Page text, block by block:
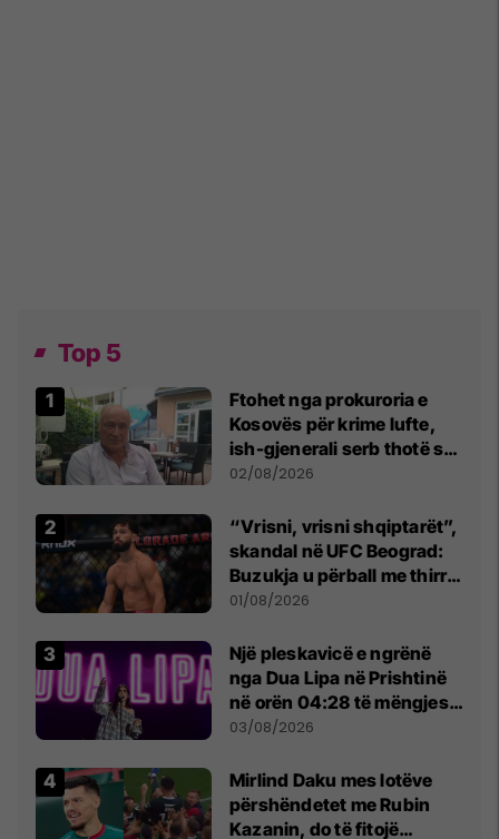
Top 5
Ftohet nga prokuroria e
Kosovës për krime lufte,
ish-gjenerali serb thotë se
dikush e tradhtoi në
02/08/2026
“Vrisni, vrisni shqiptarët”,
skandal në UFC Beograd:
Buzukja u përball me thirrje
anti-shqiptare nga
01/08/2026
Një pleskavicë e ngrënë
nga Dua Lipa në Prishtinë
në orën 04:28 të mëngjesit
- dhe bota digjitale serbe
03/08/2026
Mirlind Daku mes lotëve
përshëndetet me Rubin
Kazanin, do të fitojë